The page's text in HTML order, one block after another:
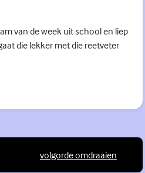
van de week uit school en liep
die lekker met die reetveter
volgorde omdraaien
(Externe link)